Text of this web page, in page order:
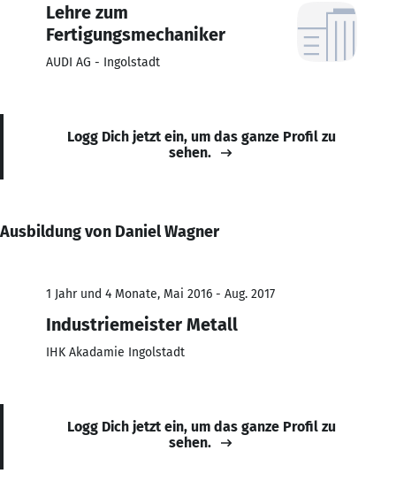
Lehre zum
Fertigungsmechaniker
AUDI AG - Ingolstadt
Logg Dich jetzt ein, um das ganze Profil zu
sehen.
Ausbildung von Daniel Wagner
1 Jahr und 4 Monate, Mai 2016 - Aug. 2017
Industriemeister Metall
IHK Akadamie Ingolstadt
Logg Dich jetzt ein, um das ganze Profil zu
sehen.